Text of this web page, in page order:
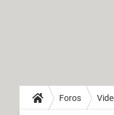
Foros